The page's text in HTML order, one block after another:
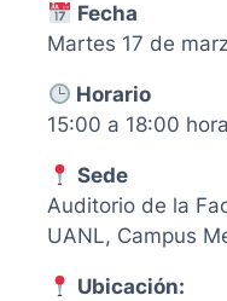
Fecha
Martes 17 de
Horario
15:00 a 18:00
Sede
Auditorio de la
UANL, Campus
Ubicación: